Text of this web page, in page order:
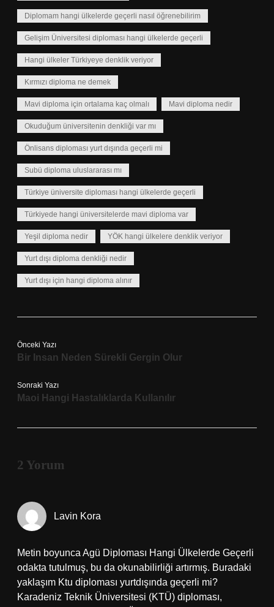
Diplomam hangi ülkelerde geçerli nasıl öğrenebilirim
Gelişim Üniversitesi diploması hangi ülkelerde geçerli
Hangi ülkeler Türkiyeye denklik veriyor
Kırmızı diploma ne demek
Mavi diploma için ortalama kaç olmalı Mavi diploma nedir
Okuduğum üniversitenin denkliği var mı
Önlisans diploması yurt dışında geçerli mi
Subü diploma uluslararası mı
Türkiye üniversite diploması hangi ülkelerde geçerli
Türkiyede hangi üniversitelerde mavi diploma var
Yeşil diploma nedir YÖK hangi ülkelere denklik veriyor
Yurt dışı diploma denkliği nedir
Yurt dışı için hangi diploma alınır
Önceki Yazı
Bir Insan Neden Sürekli Gergin Olur
Sonraki Yazı
Maoi Hangi Hastalıklarda Kullanılır
2 Yorum
Lavin Kora
Metin boyunca Agü Diploması Hangi Ülkelerde Geçerli
odakta tutulmuş, bu da okunabilirliği artırmış. Buradaki
yaklaşım Ktu diploması yurtdışında geçerli mi?
Karadeniz Teknik Üniversitesi (KTÜ) diploması,